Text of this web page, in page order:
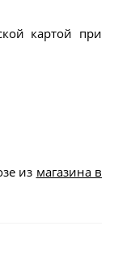
картой при
из магазина в